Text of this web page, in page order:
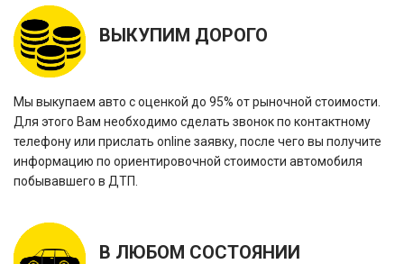
ВЫКУПИМ ДОРОГО
Мы выкупаем авто с оценкой до 95% от рыночной стоимости.
Для этого Вам необходимо сделать звонок по контактному
телефону или прислать online заявку, после чего вы получите
информацию по ориентировочной стоимости автомобиля
побывавшего в ДТП.
В ЛЮБОМ СОСТОЯНИИ